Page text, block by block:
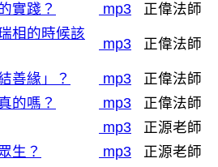
實踐？ mp3 正偉法師
相的時候該
mp3 正偉法師
善緣」？ mp3
正偉法師
的嗎？ mp3
正偉法師
mp3
正源老師
生？ mp3 正源老師